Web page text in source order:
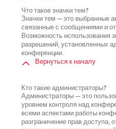
Что такое значки тем?
Значки тем — это выбранные
связанные с сообщениями и
Возможность использования
разрешений, установленных
конференции.
Вернуться к началу
Кто такие администраторы?
Администраторы — это
уровнем контроля над
всеми аспектами работы
разграничение прав доступа,